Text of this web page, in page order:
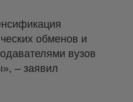
обменов и
вузов
– заявил